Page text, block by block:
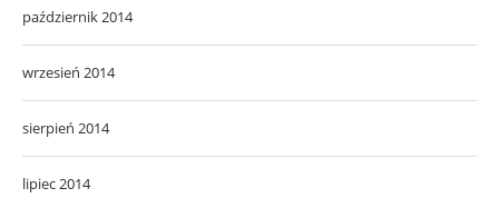
październik 2014
wrzesień 2014
sierpień 2014
lipiec 2014